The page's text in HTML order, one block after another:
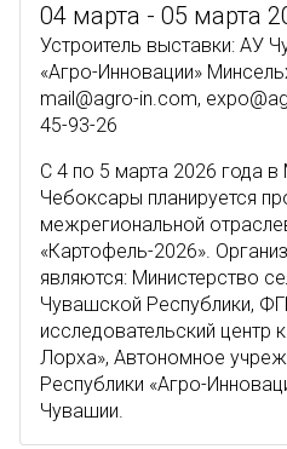
04 марта - 05 марта
Устроитель выставки: АУ
«Агро-Инновации»
mail@agro-in.com,
45-93-26
C 4 по 5 марта 2026 года
Чебоксары планируется
межрегиональной
«Картофель-2026».
являются: Министерство
Чувашской Республики,
исследовательский центр
Лорха», Автономное
Республики «Агро-
Чувашии.